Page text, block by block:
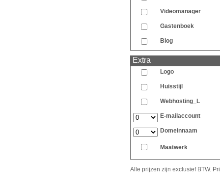
Videomanager
Gastenboek
Blog
Extra
Logo
Huisstijl
Webhosting_L
E-mailaccount
Domeinnaam
Maatwerk
Alle prijzen zijn exclusief BTW.